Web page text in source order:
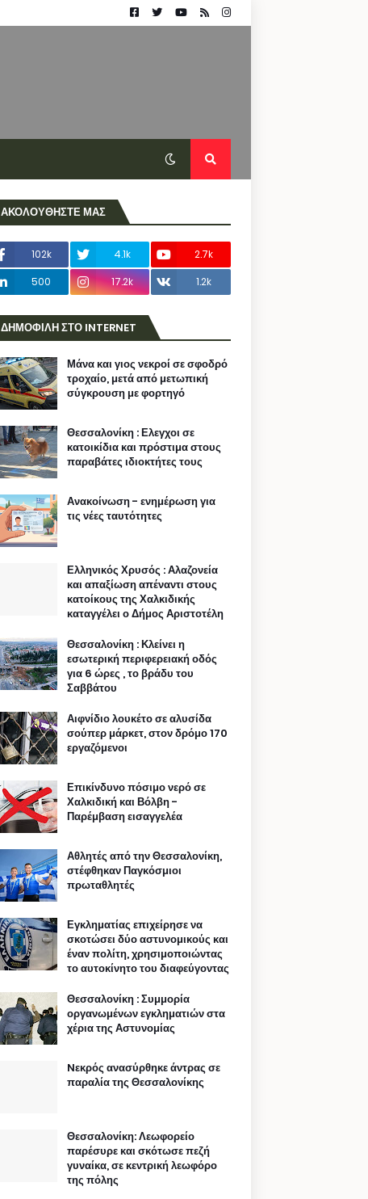
ΑΚΟΛΟΥΘΗΣΤΕ ΜΑΣ
102k 4.1k
2.7k
500
17.2k 1.2k
ΔΗΜΟΦΙΛΗ ΣΤΟ INTERNET
Μάνα και γιος νεκροί σε σφοδρό
τροχαίο, μετά από μετωπική
σύγκρουση με φορτηγό
Θεσσαλονίκη : Ελεγχοι σε
κατοικίδια και πρόστιμα στους
παραβάτες ιδιοκτήτες τους
Ανακοίνωση - ενημέρωση για
τις νέες ταυτότητες
Ελληνικός Χρυσός : Αλαζονεία
και απαξίωση απέναντι στους
κατοίκους της Χαλκιδικής
καταγγέλει ο Δήμος Αριστοτέλη
Θεσσαλονίκη : Κλείνει η
εσωτερική περιφερειακή οδός
για 6 ώρες , το βράδυ του
Σαββάτου
Αιφνίδιο λουκέτο σε αλυσίδα
σούπερ μάρκετ, στον δρόμο 170
εργαζόμενοι
Επικίνδυνο πόσιμο νερό σε
Χαλκιδική και Βόλβη -
Παρέμβαση εισαγγελέα
Αθλητές από την Θεσσαλονίκη,
στέφθηκαν Παγκόσμιοι
πρωταθλητές
Εγκληματίας επιχείρησε να
σκοτώσει δύο αστυνομικούς και
έναν πολίτη, χρησιμοποιώντας
το αυτοκίνητο του διαφεύγοντας
Θεσσαλονίκη : Συμμορία
οργανωμένων εγκληματιών στα
χέρια της Αστυνομίας
Nεκρός ανασύρθηκε άντρας σε
παραλία της Θεσσαλονίκης
Θεσσαλονίκη: Λεωφορείο
παρέσυρε και σκότωσε πεζή
γυναίκα, σε κεντρική λεωφόρο
της πόλης